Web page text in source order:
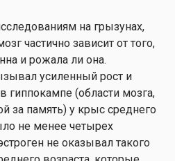
на грызунах,
частично зависит от того,
и рожала ли она.
усиленный рост и
гиппокампе (области мозга,
за память) у крыс среднего
не менее четырех
не оказывал такого